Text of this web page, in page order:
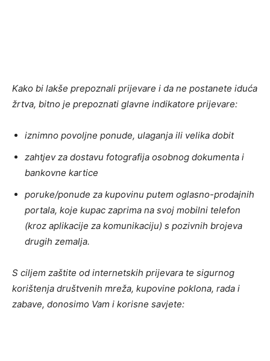
Kako bi lakše prepoznali prijevare i da ne postanete iduća
žrtva, bitno je prepoznati glavne indikatore prijevare:
iznimno povoljne ponude, ulaganja ili velika dobit
zahtjev za dostavu fotografija osobnog dokumenta i
bankovne kartice
poruke/ponude za kupovinu putem oglasno-prodajnih
portala, koje kupac zaprima na svoj mobilni telefon
(kroz aplikacije za komunikaciju) s pozivnih brojeva
drugih zemalja.
S ciljem zaštite od internetskih prijevara te sigurnog
korištenja društvenih mreža, kupovine poklona, rada i
zabave, donosimo Vam i korisne savjete: